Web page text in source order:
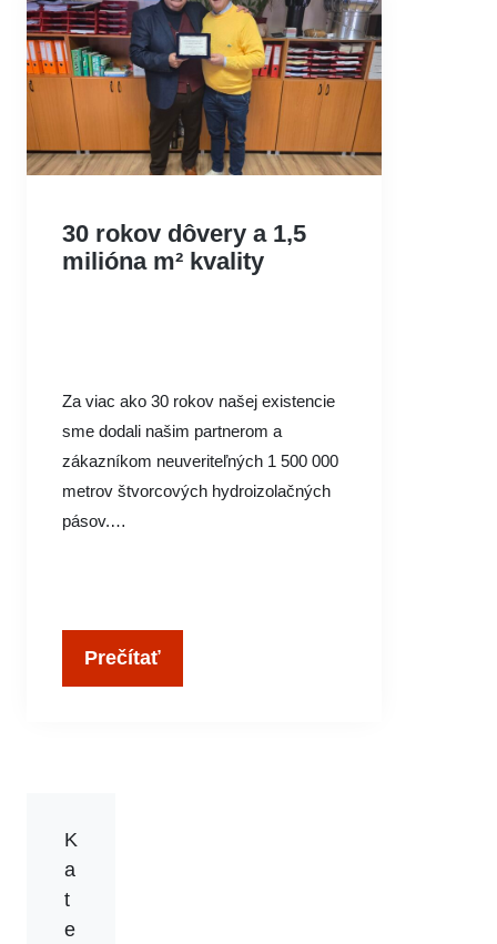
30 rokov dôvery a 1,5
milióna m² kvality
Za viac ako 30 rokov našej existencie
sme dodali našim partnerom a
zákazníkom neuveriteľných 1 500 000
metrov štvorcových hydroizolačných
pásov.…
Prečítať
K
a
t
e